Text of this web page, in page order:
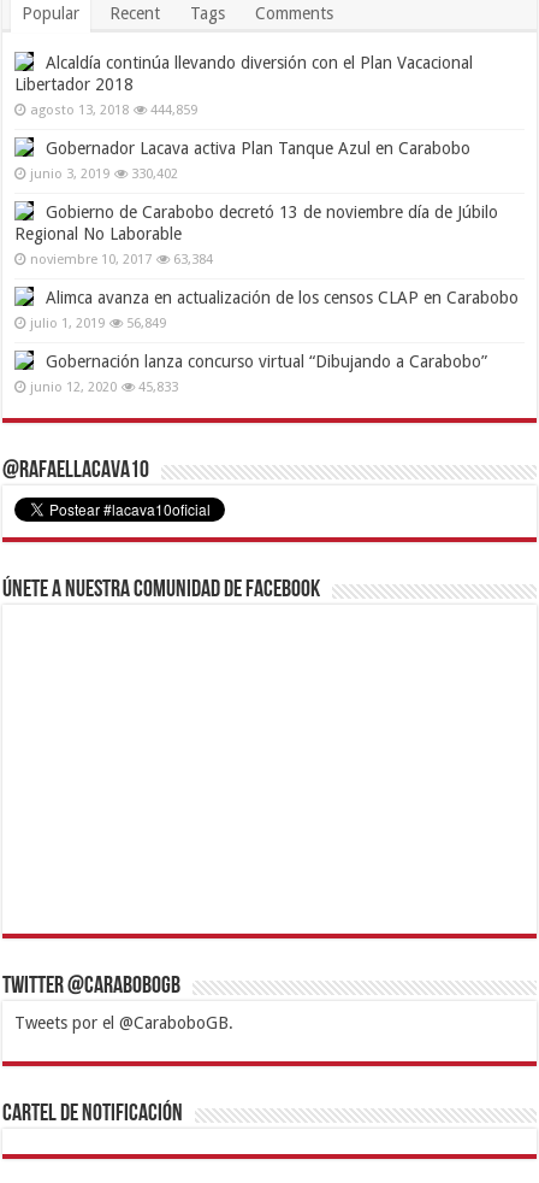
Popular Recent Tags Comments
Alcaldía continúa llevando diversión con el Plan Vacacional
Libertador 2018
agosto 13, 2018 444,859
Gobernador Lacava activa Plan Tanque Azul en Carabobo
junio 3, 2019 330,402
Gobierno de Carabobo decretó 13 de noviembre día de Júbilo
Regional No Laborable
noviembre 10, 2017 63,384
Alimca avanza en actualización de los censos CLAP en Carabobo
julio 1, 2019 56,849
Gobernación lanza concurso virtual “Dibujando a Carabobo”
junio 12, 2020 45,833
@RafaelLacava10
Únete a nuestra comunidad de Facebook
Twitter @CaraboboGB
Tweets por el @CaraboboGB.
1xbetBetturkeyBetistKralbetSupertotobetTipobetMatadorbetMariobet
https://mvbcasino.com/
Cartel de Notificación